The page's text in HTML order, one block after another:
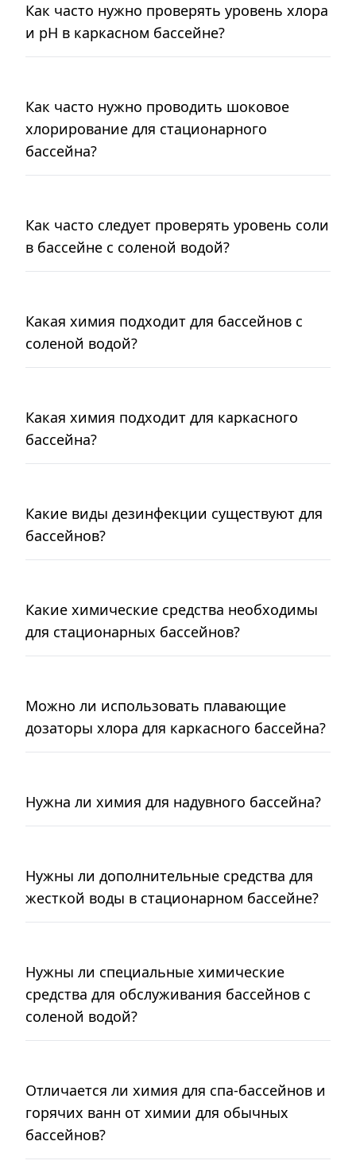
Как часто нужно проверять уровень хлора
и pH в каркасном бассейне?
Как часто нужно проводить шоковое
хлорирование для стационарного
бассейна?
Как часто следует проверять уровень соли
в бассейне с соленой водой?
Какая химия подходит для бассейнов с
соленой водой?
Какая химия подходит для каркасного
бассейна?
Какие виды дезинфекции существуют для
бассейнов?
Какие химические средства необходимы
для стационарных бассейнов?
Можно ли использовать плавающие
дозаторы хлора для каркасного бассейна?
Нужна ли химия для надувного бассейна?
Нужны ли дополнительные средства для
жесткой воды в стационарном бассейне?
Нужны ли специальные химические
средства для обслуживания бассейнов с
соленой водой?
Отличается ли химия для спа-бассейнов и
горячих ванн от химии для обычных
бассейнов?